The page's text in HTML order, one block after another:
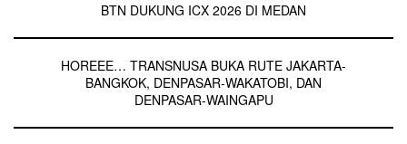
BTN DUKUNG ICX 2026 DI MEDAN
HOREEE… TRANSNUSA BUKA RUTE JAKARTA-
BANGKOK, DENPASAR-WAKATOBI, DAN
DENPASAR-WAINGAPU